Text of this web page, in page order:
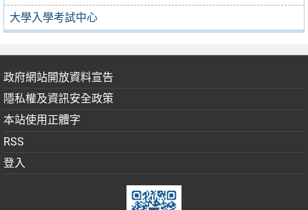
大學入學考試中心
政府網站開放資料宣告
隱私權及資訊安全政策
本站使用正體字
RSS
登入